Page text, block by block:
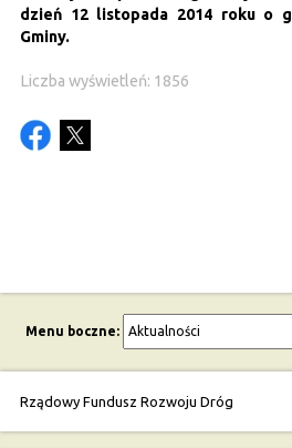
dzień 12 listopada 2014 roku o
Gminy.
Liczba wyświetleń: 1856
Menu boczne:
Rządowy Fundusz Rozwoju Dróg